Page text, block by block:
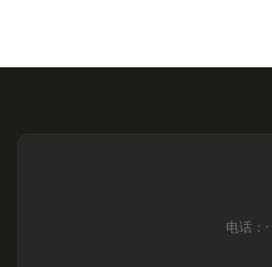
电话：-